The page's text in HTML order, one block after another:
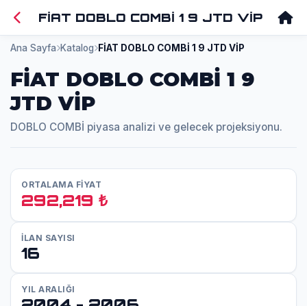
FİAT DOBLO COMBİ 1 9 JTD VİP
Ana Sayfa Katalog FİAT DOBLO COMBİ 1 9 JTD VİP
FİAT DOBLO COMBİ 1 9
JTD VİP
DOBLO COMBİ piyasa analizi ve gelecek projeksiyonu.
ORTALAMA FİYAT
292,219 ₺
İLAN SAYISI
16
YIL ARALIĞI